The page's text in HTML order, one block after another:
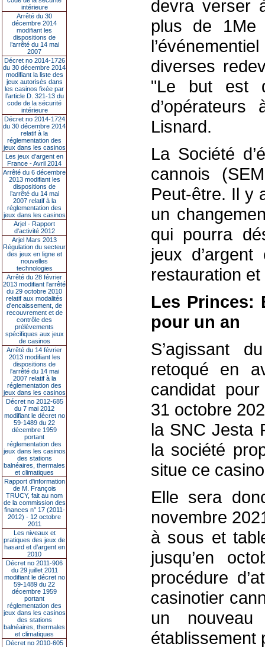
intérieure
Arrêté du 30
décembre 2014
modifiant les
dispositions de
l’arrêté du 14 mai
2007
Décret no 2014-1726
du 30 décembre 2014
modifiant la liste des
jeux autorisés dans
les casinos fixée par
l’article D. 321-13 du
code de la sécurité
intérieure
Décret no 2014-1724
du 30 décembre 2014
relatif à la
réglementation des
jeux dans les casinos
Les jeux d’argent en
France - Avril 2014
Arrêté du 6 décembre
2013 modifiant les
dispositions de
l’arrêté du 14 mai
2007 relatif à la
réglementation des
jeux dans les casinos
Arjel - Rapport
d'activité 2012
Arjel Mars 2013
Régulation du secteur
des jeux en ligne et
nouvelles
technologies
Arrêté du 28 février
2013 modifiant l'arrêté
du 29 octobre 2010
relatif aux modalités
d'encaissement, de
recouvrement et de
contrôle des
prélèvements
spécifiques aux jeux
de casinos
Arrêté du 14 février
2013 modifiant les
dispositions de
l'arrêté du 14 mai
2007 relatif à la
réglementation des
jeux dans les casinos
Décret no 2012-685
du 7 mai 2012
modifiant le décret no
59-1489 du 22
décembre 1959
portant
réglementation des
jeux dans les casinos
des stations
balnéaires, thermales
et climatiques
Rapport d'information
de M. François
TRUCY, fait au nom
de la commission des
finances n° 17 (2011-
2012) - 12 octobre
2011
Les niveaux et
pratiques des jeux de
hasard et d’argent en
2010
Décret no 2011-906
du 29 juillet 2011
modifiant le décret no
59-1489 du 22
décembre 1959
portant
réglementation des
jeux dans les casinos
des stations
balnéaires, thermales
et climatiques
Décret no 2010-605
devra verser
plus de 1Me
diverses
"Le but est
Lisnard.
La Société
cannois
Peut-être. Il y
un
qui pourra
jeux
restauration et
Les Princes:
pour un an
S’agissant
retoqué en
candidat pour
31 octobre
la SNC Jesta
la société
situe ce
Elle sera
novembre
à sous et
jusqu’en
procédure
casinotier
un nouveau
établissement